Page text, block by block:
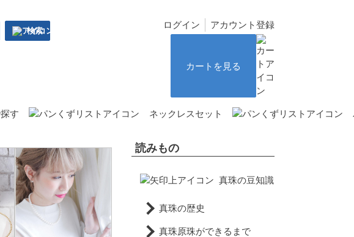
検索
ログイン アカウント登録
カートを見る
す ネックレスセット
読みもの
真珠の豆知識
真珠の歴史
真珠原珠ができるまで